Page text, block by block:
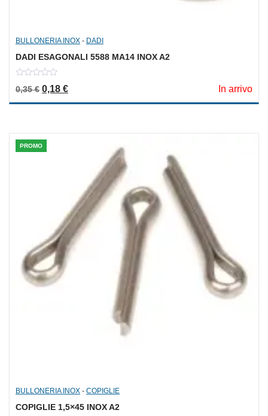
BULLONERIA INOX - DADI
DADI ESAGONALI 5588 MA14 INOX A2
out
5
0,35€ Il prezzo originale era: 0,35 €.
0,18 €Il prezzo attuale è: 0,18 €. In arrivo
PROMO
BULLONERIA INOX - COPIGLIE
COPIGLIE 1,5×45 INOX A2